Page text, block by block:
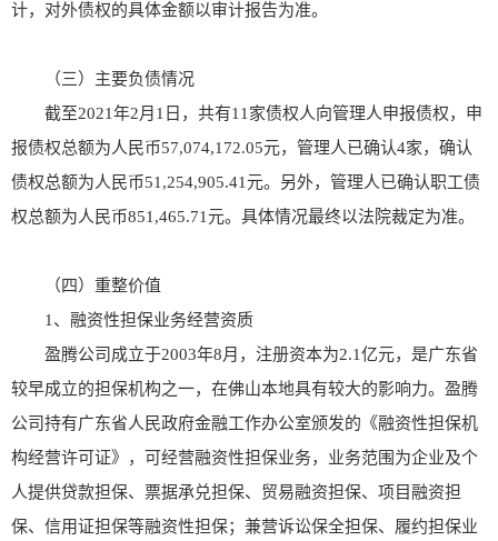
计，对外债权的具体金额以审计报告为准。
（三）主要负债情况
截至2021年2月1日，共有11家债权人向管理人申报债权，申
报债权总额为人民币57,074,172.05元，管理人已确认4家，确认
债权总额为人民币51,254,905.41元。另外，管理人已确认职工债
权总额为人民币851,465.71元。具体情况最终以法院裁定为准。
（四）重整价值
1、融资性担保业务经营资质
盈腾公司成立于2003年8月，注册资本为2.1亿元，是广东省
较早成立的担保机构之一，在佛山本地具有较大的影响力。盈腾
公司持有广东省人民政府金融工作办公室颁发的《融资性担保机
构经营许可证》，可经营融资性担保业务，业务范围为企业及个
人提供贷款担保、票据承兑担保、贸易融资担保、项目融资担
保、信用证担保等融资性担保；兼营诉讼保全担保、履约担保业